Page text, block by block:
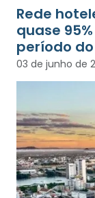
Rede
quase
período
03 de junho de